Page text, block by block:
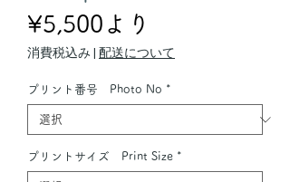
¥5,500 より
ー
ル
価
格
消費税込み | 配送について
プリント番号 Photo No *
プリントサイズ Print Size *